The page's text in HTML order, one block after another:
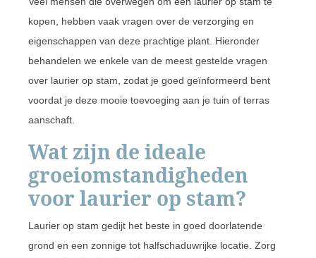
kopen, hebben vaak vragen over de verzorging en
eigenschappen van deze prachtige plant. Hieronder
behandelen we enkele van de meest gestelde vragen
over laurier op stam, zodat je goed geïnformeerd bent
voordat je deze mooie toevoeging aan je tuin of terras
aanschaft.
Wat zijn de ideale
groeiomstandigheden
voor laurier op stam?
Laurier op stam gedijt het beste in goed doorlatende
grond en een zonnige tot halfschaduwrijke locatie. Zorg